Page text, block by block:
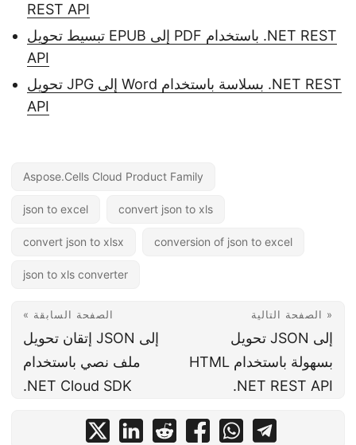
REST API
تبسيط تحويل EPUB إلى PDF باستخدام .NET REST
API
تحويل JPG إلى Word بسلاسة باستخدام .NET REST
API
Aspose.Cells Cloud Product Family
json to excel convert json to xls
convert json to xlsx conversion of json to excel
json to xls converter
« الصفحة السابقة
إتقان تحويل JSON إلى
ملف نصي باستخدام
.NET Cloud SDK
الصفحة التالية »
تحويل JSON إلى
HTML بسهولة باستخدام
.NET REST API